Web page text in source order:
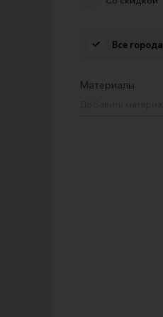
Все города
Материалы